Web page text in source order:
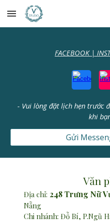
Skip to main content
FACEBOOK |
- Vui lòng đặt lịch hẹn trước
khi
Gửi
Văn
Địa chỉ: 248 Trưng Nữ
Nẵng
Chi nhánh:Đỗ Bí,P.Ngũ